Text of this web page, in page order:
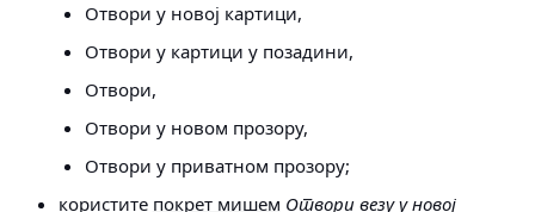
Отвори у новој картици,
Отвори у картици у позадини,
Отвори,
Отвори у новом прозору,
Отвори у приватном прозору;
користите покрет мишем Отвори везу у новој